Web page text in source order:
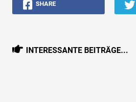
SHARE
INTERESSANTE BEITRÄGE...